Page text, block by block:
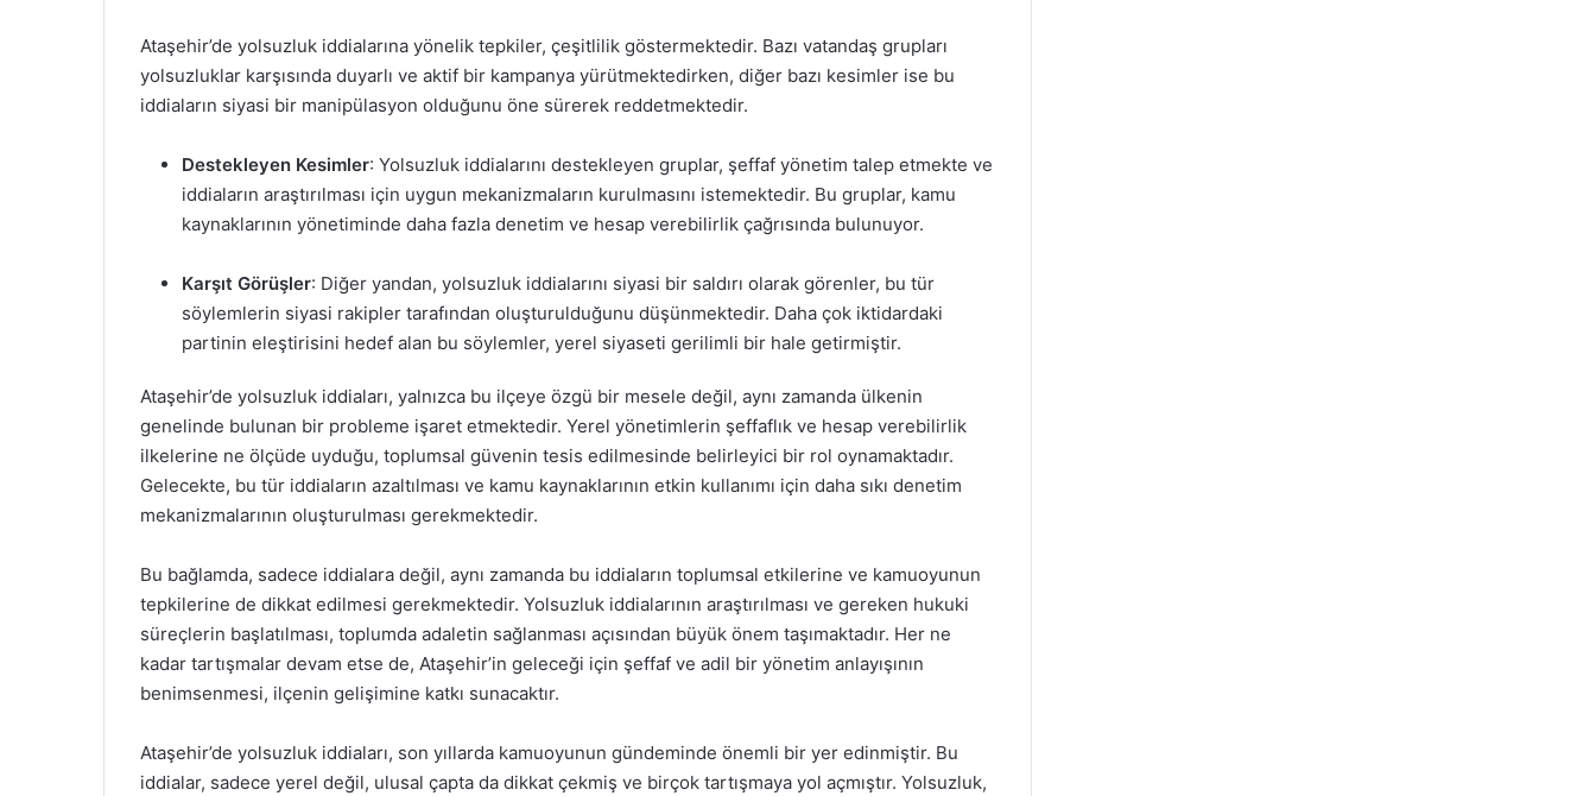
Ataşehir’de yolsuzluk iddialarına yönelik tepkiler, çeşitlilik göstermektedir. Bazı vatandaş grupları
yolsuzluklar karşısında duyarlı ve aktif bir kampanya yürütmektedirken, diğer bazı kesimler ise bu
iddiaların siyasi bir manipülasyon olduğunu öne sürerek reddetmektedir.
Destekleyen Kesimler: Yolsuzluk iddialarını destekleyen gruplar, şeffaf yönetim talep etmekte ve
iddiaların araştırılması için uygun mekanizmaların kurulmasını istemektedir. Bu gruplar, kamu
kaynaklarının yönetiminde daha fazla denetim ve hesap verebilirlik çağrısında bulunuyor.
Karşıt Görüşler: Diğer yandan, yolsuzluk iddialarını siyasi bir saldırı olarak görenler, bu tür
söylemlerin siyasi rakipler tarafından oluşturulduğunu düşünmektedir. Daha çok iktidardaki
partinin eleştirisini hedef alan bu söylemler, yerel siyaseti gerilimli bir hale getirmiştir.
Ataşehir’de yolsuzluk iddiaları, yalnızca bu ilçeye özgü bir mesele değil, aynı zamanda ülkenin
genelinde bulunan bir probleme işaret etmektedir. Yerel yönetimlerin şeffaflık ve hesap verebilirlik
ilkelerine ne ölçüde uyduğu, toplumsal güvenin tesis edilmesinde belirleyici bir rol oynamaktadır.
Gelecekte, bu tür iddiaların azaltılması ve kamu kaynaklarının etkin kullanımı için daha sıkı denetim
mekanizmalarının oluşturulması gerekmektedir.
Bu bağlamda, sadece iddialara değil, aynı zamanda bu iddiaların toplumsal etkilerine ve kamuoyunun
tepkilerine de dikkat edilmesi gerekmektedir. Yolsuzluk iddialarının araştırılması ve gereken hukuki
süreçlerin başlatılması, toplumda adaletin sağlanması açısından büyük önem taşımaktadır. Her ne
kadar tartışmalar devam etse de, Ataşehir’in geleceği için şeffaf ve adil bir yönetim anlayışının
benimsenmesi, ilçenin gelişimine katkı sunacaktır.
Ataşehir’de yolsuzluk iddiaları, son yıllarda kamuoyunun gündeminde önemli bir yer edinmiştir. Bu
iddialar, sadece yerel değil, ulusal çapta da dikkat çekmiş ve birçok tartışmaya yol açmıştır. Yolsuzluk,